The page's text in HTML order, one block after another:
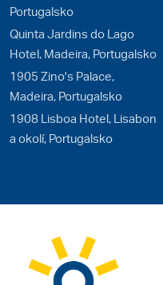
Portugalsko
Quinta Jardins do Lago
Hotel, Madeira, Portugalsko
1905 Zino's Palace,
Madeira, Portugalsko
1908 Lisboa Hotel, Lisabon
a okolí, Portugalsko